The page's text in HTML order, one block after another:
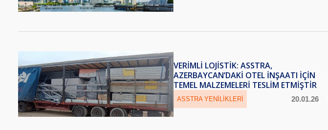
VERIMLI LOJISTIK: ASSTRA,
AZERBAYCAN’DAKI OTEL INŞAATI IÇIN
TEMEL MALZEMELERI TESLIM ETMIŞTIR
ASSTRA YENILIKLERI 20.01.26